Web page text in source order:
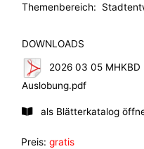
Themenbereich:
DOWNLOADS
2026 03 05 MHKBD
Auslobung.pdf
als Blätterkatalog
Preis: gratis